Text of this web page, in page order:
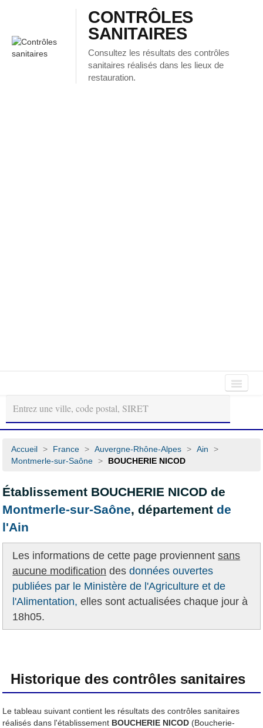
CONTRÔLES
SANITAIRES
Consultez les résultats des contrôles
sanitaires réalisés dans les lieux de
restauration.
Autour
de
moi
Régions
Accueil > France > Auvergne-Rhône-Alpes > Ain
>
Montmerle-sur-Saône > BOUCHERIE NICOD
Établissement BOUCHERIE NICOD de
Montmerle-sur-Saône, départementde
l'Ain
Les informations de cette page proviennentsans
aucune modification desdonnées ouvertes
publiées par le Ministère de l'Agriculture et de
l'Alimentation, elles sont actualisées chaque jour à
18h05.
Historique des contrôles sanitaires
Le tableau suivant contient les résultats des contrôles sanitaires
réalisés dans l'établissement BOUCHERIE NICOD (Boucherie-